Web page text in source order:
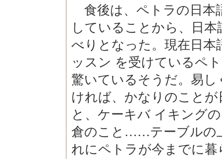
食後は、ペトラの日本
していることから、日
べりとなった。現在日
ッスン を受けているペ
驚いているそうだ。易
ければ、かなりのこと
と、ケーキバ イキング
倉のこと……テーブルの
れにペトラが今までに